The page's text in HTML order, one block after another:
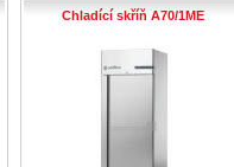
Chladící skříň A70/1ME